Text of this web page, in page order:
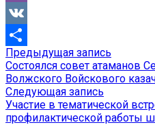
Viber
VK
Отправить
Навигация
по
записям
Предыдущая запись
запись:
Состоялся совет атаманов
Волжского Войскового
Следующая запись
запись:
Участие в тематической
профилактической работы